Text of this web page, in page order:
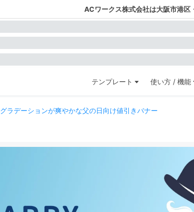
ACワークス株式会社は大阪市港区
テンプレート 使い方 / 機能
グラデーションが爽やかな父の日向け値引きバナー